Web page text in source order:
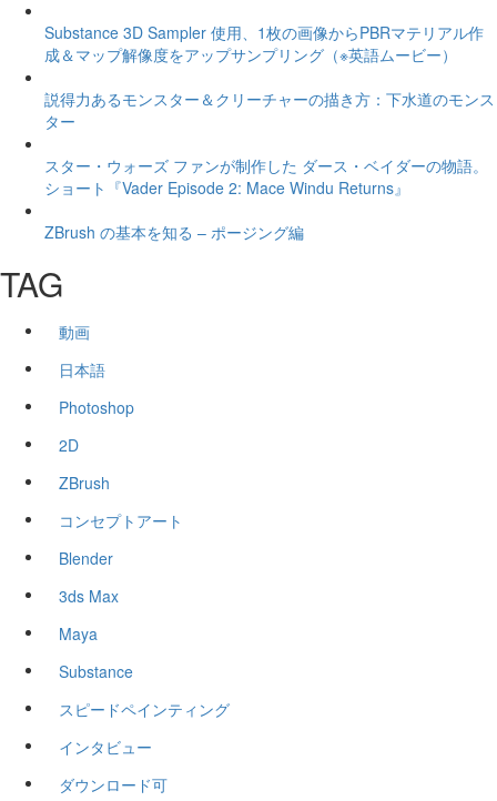
Substance 3D Sampler 使用、1枚の画像からPBRマテリアル作
成＆マップ解像度をアップサンプリング（※英語ムービー）
説得力あるモンスター＆クリーチャーの描き方：下水道のモンス
ター
スター・ウォーズ ファンが制作した ダース・ベイダーの物語。
ショート『Vader Episode 2: Mace Windu Returns』
ZBrush の基本を知る – ポージング編
TAG
動画
日本語
Photoshop
2D
ZBrush
コンセプトアート
Blender
3ds Max
Maya
Substance
スピードペインティング
インタビュー
ダウンロード可